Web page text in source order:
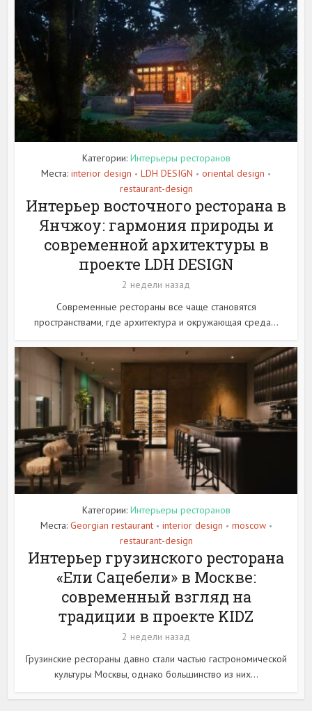
Категории: Интерьеры ресторанов
Места: interior design • LDH DESIGN • oriental design •
restaurant-design
Интерьер восточного ресторана в
Янчжоу: гармония природы и
современной архитектуры в
проекте LDH DESIGN
2 недели назад
Современные рестораны все чаще становятся
пространствами, где архитектура и окружающая среда...
Категории: Интерьеры ресторанов
Места: Georgian restaurant • interior design • moscow •
restaurant-design
Интерьер грузинского ресторана
«Ели Сацебели» в Москве:
современный взгляд на
традиции в проекте KIDZ
2 недели назад
Грузинские рестораны давно стали частью гастрономической
культуры Москвы, однако большинство из них...